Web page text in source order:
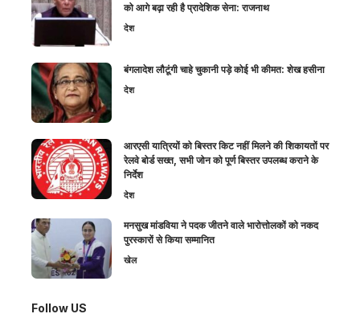
को आगे बढ़ा रही है प्रादेशिक सेना: राजनाथ
देश
बंगलादेश लौटूंगी चाहे चुकानी पड़े कोई भी कीमत: शेख हसीना
देश
आरएसी यात्रियों को बिस्तर किट नहीं मिलने की शिकायतों पर
रेलवे बोर्ड सख्त, सभी जोन को पूर्ण बिस्तर उपलब्ध कराने के
निर्देश
देश
मनसुख मांडविया ने पदक जीतने वाले भारोत्तोलकों को नकद
पुरस्कारों से किया सम्मानित
खेल
Follow US